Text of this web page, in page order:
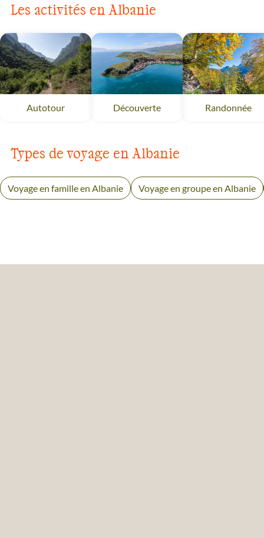
Les activités en Albanie
Autotour Découverte Randonnée
Types de voyage en Albanie
Voyage en famille en Albanie Voyage en groupe en Albanie